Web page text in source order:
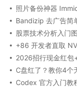
Bandizip 去广告简
2026招行现金红包
C盘红了？教你4个
Codex 官方入门教